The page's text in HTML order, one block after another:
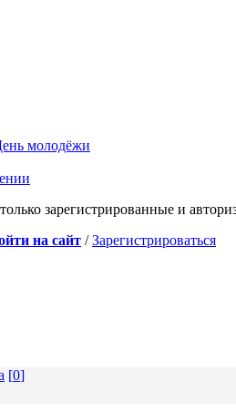
молодёжи
зарегистрированные и
на сайт /Зарегистрироваться
[0]